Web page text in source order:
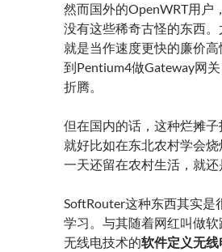
然而国外的OpenWRT用户
没有这些稀奇古怪的东西
就是当作速度更快的廉价
到Pentium4做Gateway网
折腾。
但在国内的话，这种烂摊子
就好比如在东北农村学会
一天还留在农村生活，就还
SoftRouter这种东西其实是
学习。与其随着网红叫做
无线电技术的软件定义无线